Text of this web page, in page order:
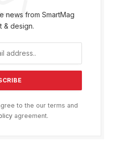
news from SmartMag
& design.
to the our terms and
agreement.